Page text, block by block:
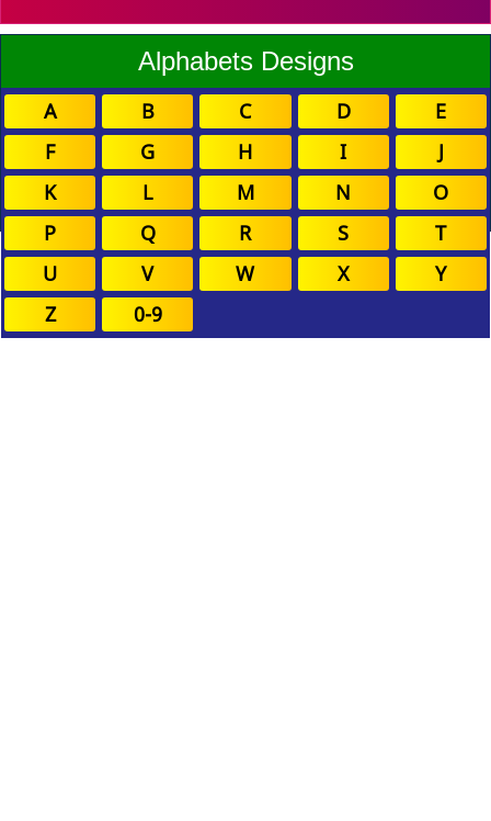
Alphabets Designs
A B C D
E
F
G H I
J
K
L M N
O
P
Q R S
T
U
V W X
Y
Z
0-9